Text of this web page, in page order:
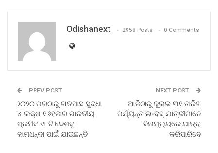
Odishanext 2958 Posts 0 Comments
PREV POST
୨୦୨୦ ପରଠାରୁ ଗତମାସ ସୁଦ୍ଧା
୪ ଲକ୍ଷ ୧୬ହଜାର ଭାରତୀୟ
ଶ୍ରମିକ ୧୮ଟି ଦେଶକୁ
କାମଧନ୍ଦା ପାଇଁ ଯାଇଛନ୍ତି
NEXT POST
ଆଜିଠାରୁ ଜୁଲାଇ ୩୧ ତାରିଖ
ପର୍ଯ୍ୟନ୍ତ ଇ-ବସ୍‍ ଯାତ୍ରୀମାନେ
ବିନାମୂଲ୍ୟରେ ଯାତ୍ରା
କରିପାରିବେ